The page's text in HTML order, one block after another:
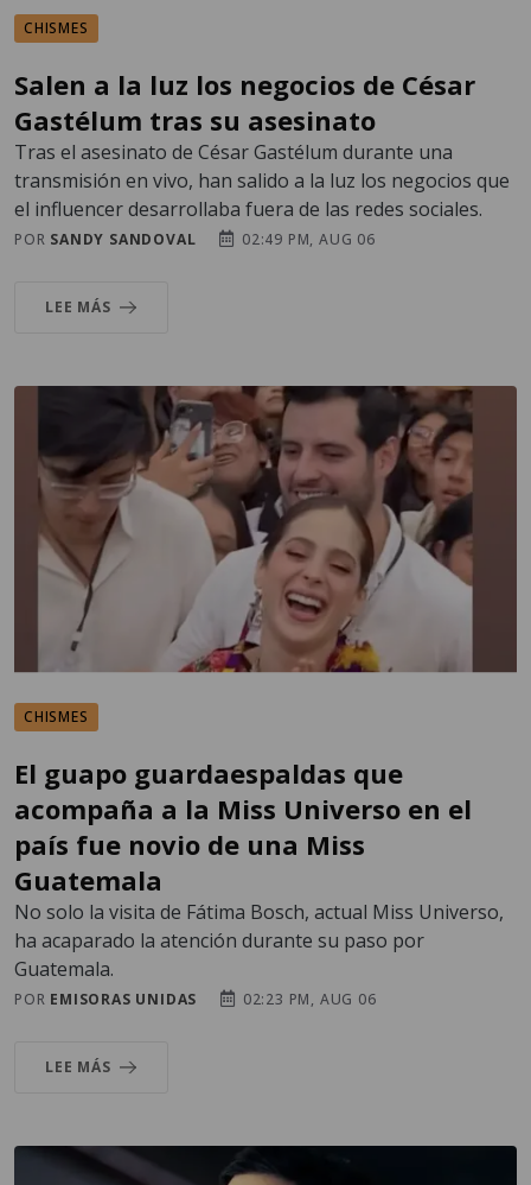
CHISMES
Salen a la luz los negocios de César
Gastélum tras su asesinato
Tras el asesinato de César Gastélum durante una
transmisión en vivo, han salido a la luz los negocios que
el influencer desarrollaba fuera de las redes sociales.
POR SANDY SANDOVAL 02:49 PM, AUG 06
LEE MÁS
CHISMES
El guapo guardaespaldas que
acompaña a la Miss Universo en el
país fue novio de una Miss
Guatemala
No solo la visita de Fátima Bosch, actual Miss Universo,
ha acaparado la atención durante su paso por
Guatemala.
POR EMISORAS UNIDAS 02:23 PM, AUG 06
LEE MÁS